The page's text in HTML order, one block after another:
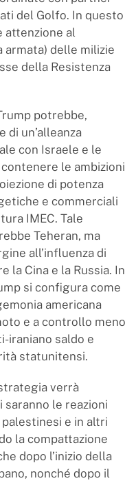
del Golfo. In questo
attenzione al
delle milizie
della Resistenza
potrebbe,
di un’alleanza
con Israele e le
le ambizioni
di potenza
e commerciali
IMEC. Tale
Teheran, ma
all’influenza di
la Cina e la Russia. In
si configura come
americana
e a controllo meno
iraniano saldo e
statunitensi.
verrà
le reazioni
e in altri
la compattazione
dopo l’inizio della
nonché dopo il